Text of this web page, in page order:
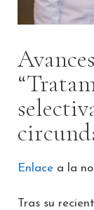
Enlace a la
Tras su